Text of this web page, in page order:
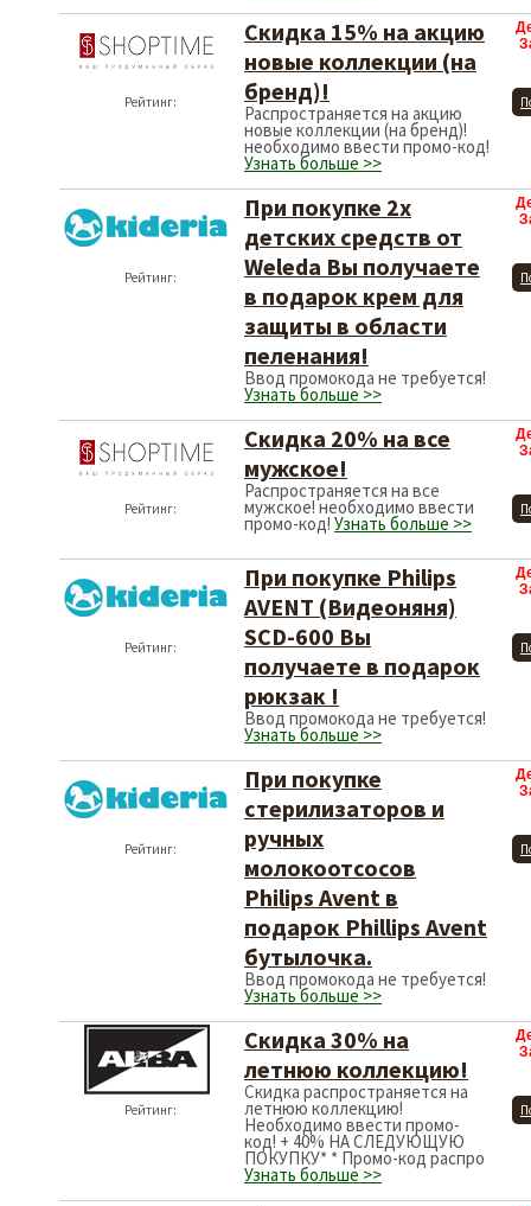
Рейтинг:
Скидка 15% на акцию
новые коллекции (на
бренд)!
Распространяется на акцию
новые коллекции (на бренд)!
необходимо ввести промо-код!
Узнать больше >>
Рейтинг:
При покупке 2х
детских средств от
Weleda Вы получаете
в подарок крем для
защиты в области
пеленания!
Ввод промокода не требуется!
Узнать больше >>
Рейтинг:
Скидка 20% на все
мужское!
Распространяется на все
мужское! необходимо ввести
промо-код! Узнать больше >>
Рейтинг:
При покупке Philips
AVENT (Видеоняня)
SCD-600 Вы
получаете в подарок
рюкзак !
Ввод промокода не требуется!
Узнать больше >>
Рейтинг:
При покупке
стерилизаторов и
ручных
молокоотсосов
Philips Avent в
подарок Phillips Avent
бутылочка.
Ввод промокода не требуется!
Узнать больше >>
Рейтинг:
Скидка 30% на
летнюю коллекцию!
Скидка распространяется на
летнюю коллекцию!
Необходимо ввести промо-
код! + 40% НА СЛЕДУЮЩУЮ
ПОКУПКУ* * Промо-код распро
Узнать больше >>